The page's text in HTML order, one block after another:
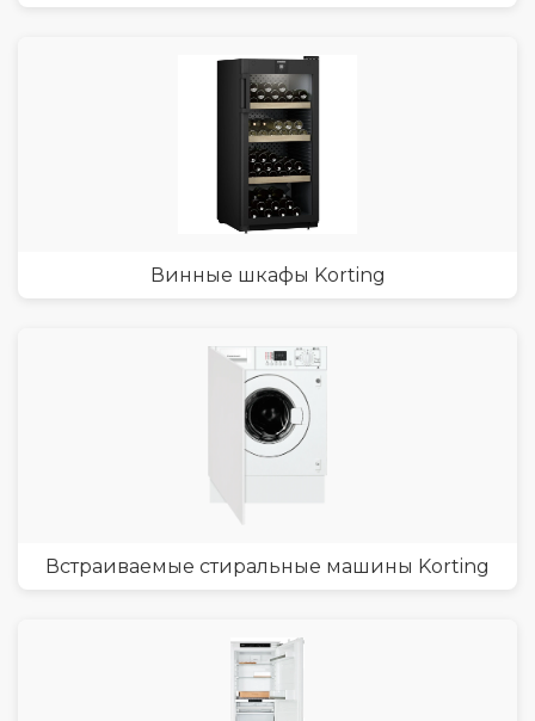
Винные шкафы Korting
Встраиваемые стиральные машины Korting